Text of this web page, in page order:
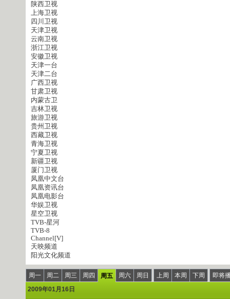
陕西卫视
上海卫视
四川卫视
天津卫视
云南卫视
浙江卫视
安徽卫视
天津一台
天津二台
广西卫视
甘肃卫视
内蒙古卫
吉林卫视
旅游卫视
贵州卫视
西藏卫视
青海卫视
宁夏卫视
新疆卫视
厦门卫视
凤凰中文台
凤凰资讯台
凤凰电影台
华娱卫视
星空卫视
TVB-星河
TVB-8
Channel[V]
天映频道
阳光文化频道
周一 周二 周三 周四 周五 周六 周日 上周 本周 下周
即将
2009年01月16日